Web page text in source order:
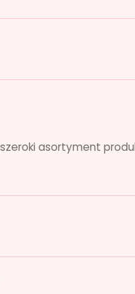
asortyment